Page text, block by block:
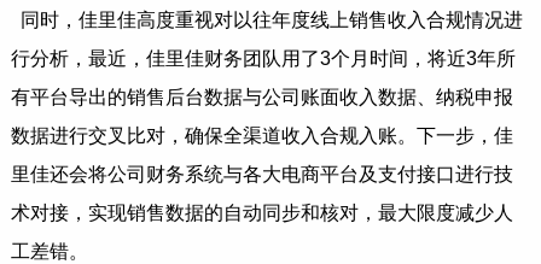
同时，佳里佳高度重视对以往年度线上销售收入合规情况进
行分析，最近，佳里佳财务团队用了3个月时间，将近3年所
有平台导出的销售后台数据与公司账面收入数据、纳税申报
数据进行交叉比对，确保全渠道收入合规入账。下一步，佳
里佳还会将公司财务系统与各大电商平台及支付接口进行技
术对接，实现销售数据的自动同步和核对，最大限度减少人
工差错。